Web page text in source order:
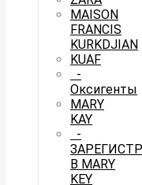
MAISON
FRANCIS
KURKDJIAN
KUAF
-
Оксигенты
MARY
KAY
-
В MARY
KEY